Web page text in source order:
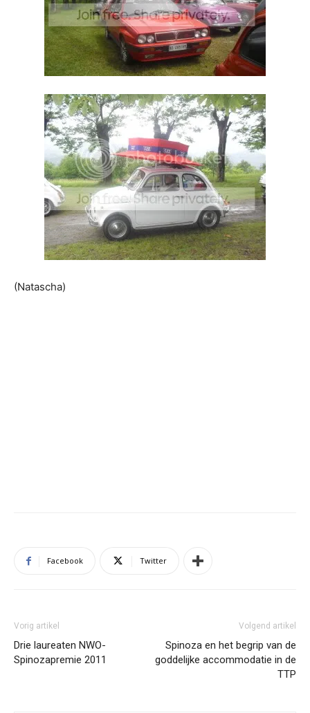
(Natascha)
Facebook Twitter
Vorig artikel
Drie laureaten NWO-
Spinozapremie 2011
Volgend artikel
Spinoza en het begrip van de
goddelijke accommodatie in de
TTP